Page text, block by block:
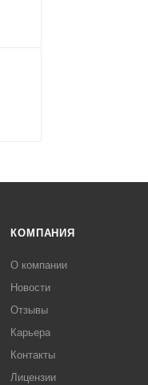
КОМПАНИЯ
О компании
Новости
Отзывы
Карьера
Контакты
Лицензии